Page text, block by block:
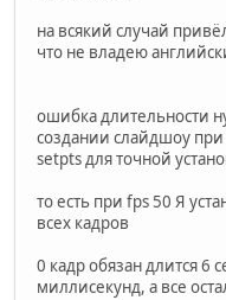
на всякий случай
что не владею
ошибка длительности
создании слайдшоу
setpts для точной
то есть при fps 50 Я
всех кадров
0 кадр обязан длится 6
миллисекунд, а все